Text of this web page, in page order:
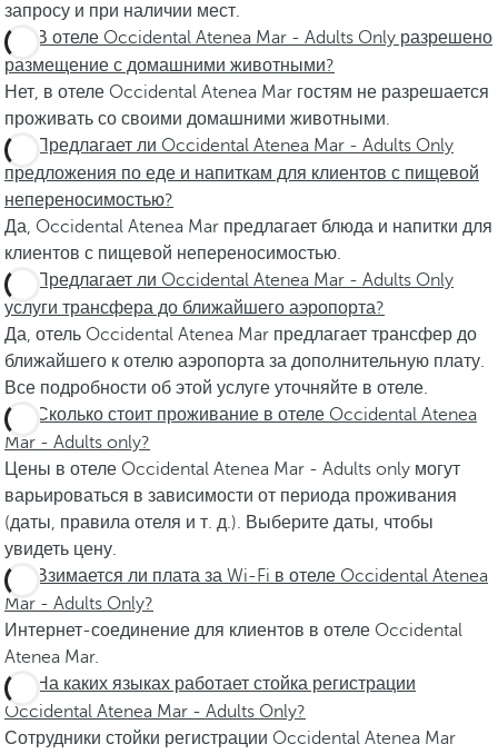
запросу и при наличии мест.
В отеле Occidental Atenea Mar - Adults Only разрешено
размещение с домашними животными?
Нет, в отеле Occidental Atenea Mar гостям не разрешается
проживать со своими домашними животными.
Предлагает ли Occidental Atenea Mar - Adults Only
предложения по еде и напиткам для клиентов с пищевой
непереносимостью?
Да, Occidental Atenea Mar предлагает блюда и напитки для
клиентов с пищевой непереносимостью.
Предлагает ли Occidental Atenea Mar - Adults Only
услуги трансфера до ближайшего аэропорта?
Да, отель Occidental Atenea Mar предлагает трансфер до
ближайшего к отелю аэропорта за дополнительную плату.
Все подробности об этой услуге уточняйте в отеле.
Сколько стоит проживание в отеле Occidental Atenea
Mar - Adults only?
Цены в отеле Occidental Atenea Mar - Adults only могут
варьироваться в зависимости от периода проживания
(даты, правила отеля и т. д.). Выберите даты, чтобы
увидеть цену.
Взимается ли плата за Wi-Fi в отеле Occidental Atenea
Mar - Adults Only?
Интернет-соединение для клиентов в отеле Occidental
Atenea Mar.
На каких языках работает стойка регистрации
Occidental Atenea Mar - Adults Only?
Сотрудники стойки регистрации Occidental Atenea Mar